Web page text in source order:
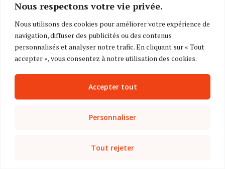
Nous respectons votre vie privée.
Nous utilisons des cookies pour améliorer votre expérience de
navigation, diffuser des publicités ou des contenus
personnalisés et analyser notre trafic. En cliquant sur « Tout
accepter », vous consentez à notre utilisation des cookies.
Personnaliser
Tout rejeter
Accepter tout
Mot de passe oublié ?
Vous n’avez pas de compte ? Inscrivez-vous